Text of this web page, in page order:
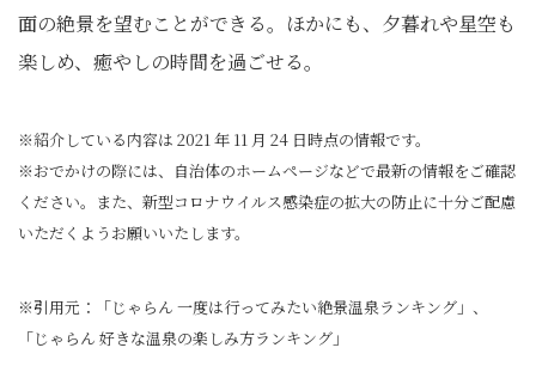
面の絶景を望むことができる。ほかにも、夕暮れや星空も
楽しめ、癒やしの時間を過ごせる。
※紹介している内容は 2021 年 11 月 24 日時点の情報です。
※おでかけの際には、自治体のホームページなどで最新の情報をご確認
ください。また、新型コロナウイルス感染症の拡大の防止に十分ご配慮
いただくようお願いいたします。
※引用元：「じゃらん 一度は行ってみたい絶景温泉ランキング」、
「じゃらん 好きな温泉の楽しみ方ランキング」